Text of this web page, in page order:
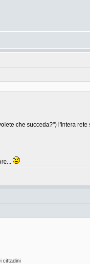
che succeda?") l'intera
cittadini